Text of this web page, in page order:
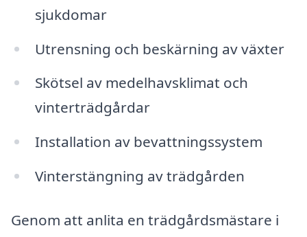
sjukdomar
Utrensning och beskärning av växter
Skötsel av medelhavsklimat och
vinterträdgårdar
Installation av bevattningssystem
Vinterstängning av trädgården
Genom att anlita en trädgårdsmästare i